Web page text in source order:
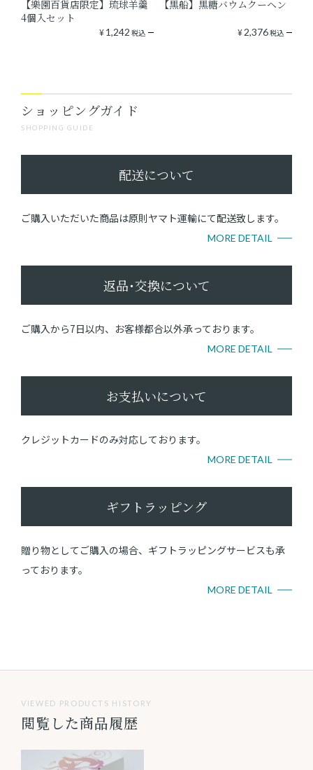
【樂園百貨店限定】琉球羊羹
4個入セット
¥1,242 税込
【黒船】黒糖バウムクーヘン
¥2,376税込
SHOPPING GUIDE
ショッピングガイド
配送について
ご購入いただいた商品は原則ヤマト運輸にて配送致します。
MORE DETAIL
返品･交換について
ご購入から7日以内、お客様都合以外承っております。
MORE DETAIL
お支払いについて
クレジットカードのみ対応しております。
MORE DETAIL
ギフトラッピング
贈り物としてご購入の場合、ギフトラッピングサービスも承
っております。
MORE DETAIL
VIEWED PRODUCTS HISTORY
閲覧した商品履歴